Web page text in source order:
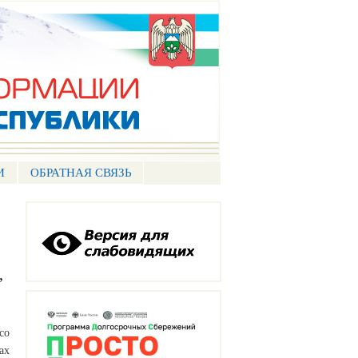
ОБРАТНАЯ СВЯЗЬ